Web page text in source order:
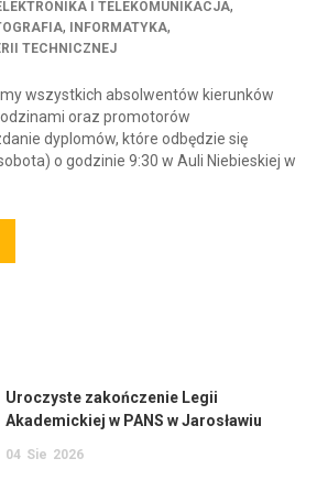
I TELEKOMUNIKACJA,
, INFORMATYKA,
TECHNICZNEJ
wszystkich absolwentów kierunków
oraz promotorów
dyplomów, które odbędzie się
o godzinie 9:30 w Auli Niebieskiej w
Uroczyste zakończenie Legii
Akademickiej w PANS w Jarosławiu
04 Sie 2026